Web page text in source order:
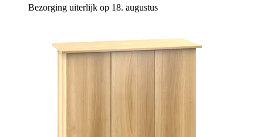
Bezorging uiterlijk op 18. augustus